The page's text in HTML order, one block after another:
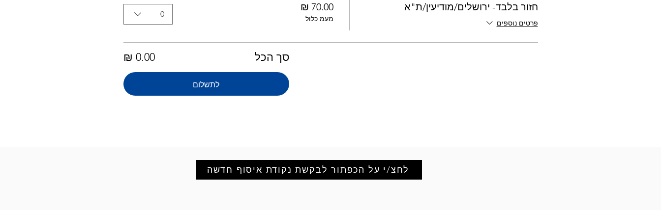
חזור בלבד- ירושלים/מודיעין/ת"א
פרטים נוספים
מעמ כלול 0
סך הכל ‏0.00 ‏₪
לתשלום
לחצ/י על הכפתור לבקשת נקודת איסוף חדשה